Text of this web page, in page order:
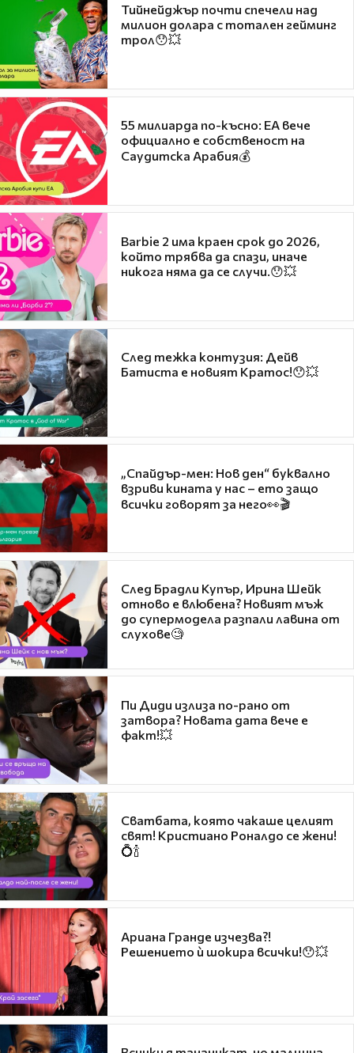
Тийнейджър почти спечели над
милион долара с тотален гейминг
трол😯💥
55 милиарда по-късно: EA вече
официално е собственост на
Саудитска Арабия💰
Barbie 2 има краен срок до 2026,
който трябва да спази, иначе
никога няма да се случи.😯💥
След тежка контузия: Дейв
Батиста е новият Кратос!😯💥
„Спайдър-мен: Нов ден“ буквално
взриви кината у нас – ето защо
всички говорят за него👀🎬
След Брадли Купър, Ирина Шейк
отново е влюбена? Новият мъж
до супермодела разпали лавина от
слухове🧐
Пи Диди излиза по-рано от
затвора? Новата дата вече е
факт!💥
Сватбата, която чакаше целият
свят! Кристиано Роналдо се жени!
💍🍾
Ариана Гранде изчезва?!
Решението ѝ шокира всички!😯💥